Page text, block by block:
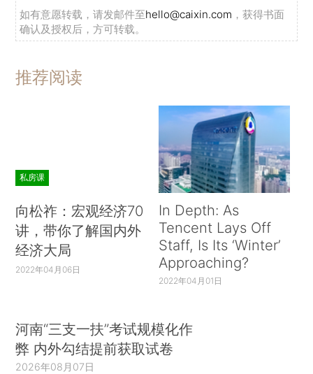
如有意愿转载，请发邮件至hello@caixin.com ，获得书面
确认及授权后，方可转载。
推荐阅读
私房课
向松祚：宏观经济70
讲，带你了解国内外
经济大局
2022年04月06日
In Depth: As
Tencent Lays Off
Staff, Is Its ‘Winter’
Approaching?
2022年04月01日
河南“三支一扶”考试规模化作
弊 内外勾结提前获取试卷
2026年08月07日